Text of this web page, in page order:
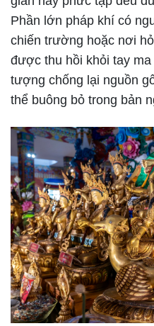
Phần lớn pháp khí có
chiến trường hoặc nơi
được thu hồi khỏi tay
tượng chống lại nguồn
thể buông bỏ trong bản